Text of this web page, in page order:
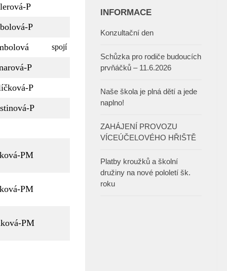
P
P
spojí
P
P
P
PM
PM
PM
INFORMACE
Konzultační den
Schůzka pro rodiče budoucích
prvňáčků – 11.6.2026
Naše škola je plná dětí a jede
naplno!
ZAHÁJENÍ PROVOZU
VÍCEÚČELOVÉHO HŘIŠTĚ
Platby kroužků a školní
družiny na nové pololetí šk.
roku